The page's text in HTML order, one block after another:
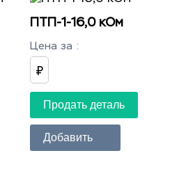
ПТП-1-16,0 кОм
Цена за :
₽
Продать деталь
Добавить